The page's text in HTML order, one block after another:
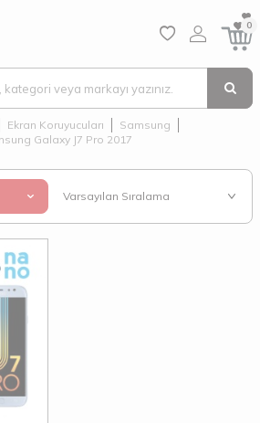
0
Ekran Koruyucuları
Samsung
Galaxy J7 Pro 2017